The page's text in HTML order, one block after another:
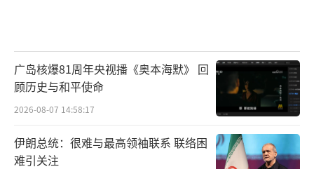
广岛核爆81周年央视播《奥本海默》 回
顾历史与和平使命
2026-08-07 14:58:17
伊朗总统：很难与最高领袖联系 联络困
难引关注